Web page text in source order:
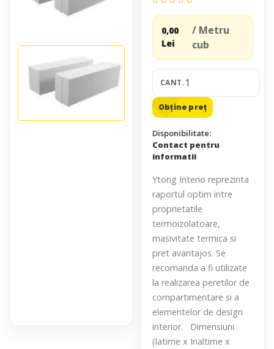
0,00
Lei
/ Metru
cub
CANT.
Obține preț
Disponibilitate:
Contact pentru
informatii
Ytong Interio reprezinta
raportul optim intre
proprietatile
termoizolatoare,
masivitate termica si
pret avantajos. Se
recomanda a fi utilizate
la realizarea peretilor de
compartimentare si a
elementelor de design
interior. Dimensiuni
(latime x Inaltime x